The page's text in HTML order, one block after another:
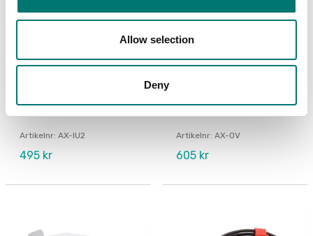
Allow selection
Deny
Adventurer
Artikelnr: AX-IU2
495 kr
Ohaus Adventurer
Artikelnr: AX-OV
605 kr